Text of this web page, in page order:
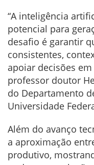
“A inteligência
potencial para
desafio é garantir
consistentes,
apoiar decisões em
professor doutor
do Departamento
Universidade
Além do avanço
a aproximação
produtivo,